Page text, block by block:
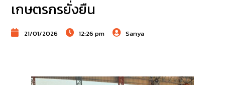
เกษตรกรยั่งยืน
21/01/2026 12:26 pm Sanya